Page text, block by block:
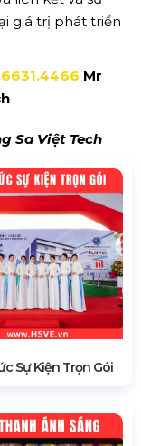
giá trị phát triển
Mr
Sa Việt Tech
Sự Kiện Trọn Gói